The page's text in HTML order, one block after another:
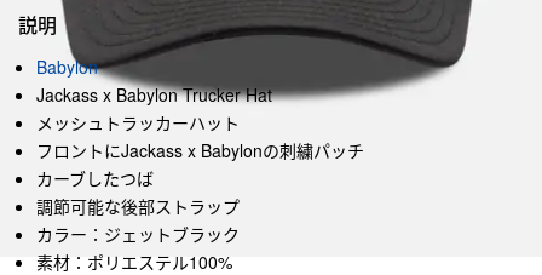
説明
Babylon
Jackass x Babylon Trucker Hat
メッシュトラッカーハット
フロントにJackass x Babylonの刺繍パッチ
カーブしたつば
調節可能な後部ストラップ
カラー：ジェットブラック
素材：ポリエステル100%